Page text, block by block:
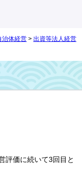
治体経営 > 出資等法人経営
評価に続いて3回目と